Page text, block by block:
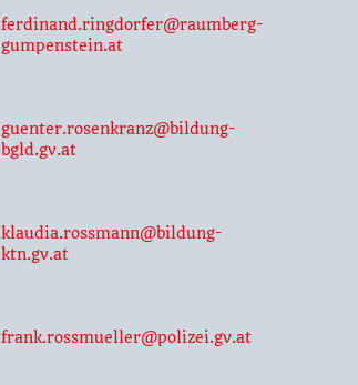
ferdinand.ringdorfer@raumberg-
gumpenstein.at
guenter.rosenkranz@bildung-
bgld.gv.at
klaudia.rossmann@bildung-
ktn.gv.at
frank.rossmueller@polizei.gv.at